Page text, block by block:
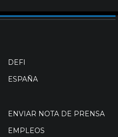
DEFI
ESPAÑA
ENVIAR NOTA DE PRENSA
EMPLEOS